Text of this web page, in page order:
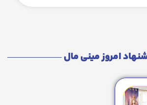
امروز مینی مال